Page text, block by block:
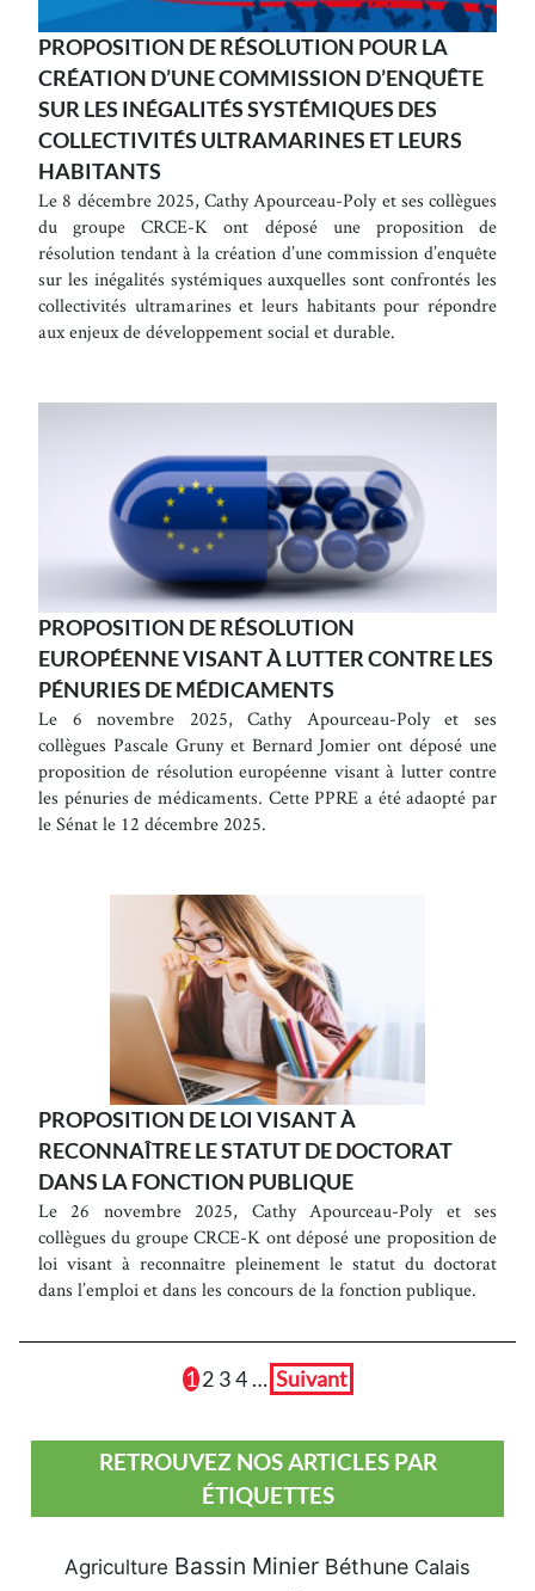
PROPOSITION DE RÉSOLUTION POUR LA
CRÉATION D’UNE COMMISSION D’ENQUÊTE
SUR LES INÉGALITÉS SYSTÉMIQUES DES
COLLECTIVITÉS ULTRAMARINES ET LEURS
HABITANTS
Le 8 décembre 2025, Cathy Apourceau-Poly et ses collègues
du groupe CRCE-K ont déposé une proposition de
résolution tendant à la création d’une commission d’enquête
sur les inégalités systémiques auxquelles sont confrontés les
collectivités ultramarines et leurs habitants pour répondre
aux enjeux de développement social et durable.
PROPOSITION DE RÉSOLUTION
EUROPÉENNE VISANT À LUTTER CONTRE LES
PÉNURIES DE MÉDICAMENTS
Le 6 novembre 2025, Cathy Apourceau-Poly et ses
collègues Pascale Gruny et Bernard Jomier ont déposé une
proposition de résolution européenne visant à lutter contre
les pénuries de médicaments. Cette PPRE a été adaopté par
le Sénat le 12 décembre 2025.
PROPOSITION DE LOI VISANT À
RECONNAÎTRE LE STATUT DE DOCTORAT
DANS LA FONCTION PUBLIQUE
Le 26 novembre 2025, Cathy Apourceau-Poly et ses
collègues du groupe CRCE-K ont déposé une proposition de
loi visant à reconnaître pleinement le statut du doctorat
dans l’emploi et dans les concours de la fonction publique.
1 2 3 4 … Suivant
RETROUVEZ NOS ARTICLES PAR
ÉTIQUETTES
Agriculture Bassin Minier Béthune Calais